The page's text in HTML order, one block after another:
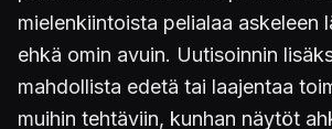
mielenkiintoista pelialaa askeleen
ehkä omin avuin. Uutisoinnin
mahdollista edetä tai laajentaa
muihin tehtäviin, kunhan näytöt